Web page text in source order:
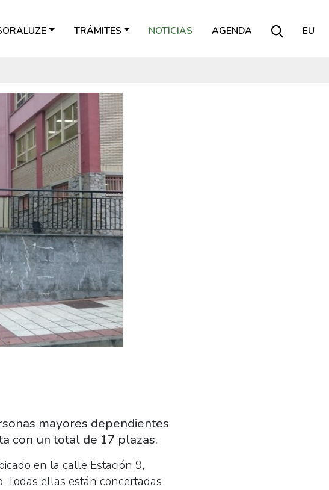
TRÁMITES NOTICIAS AGENDA EU
mayores dependientes
con un total de 17 plazas.
en la calle Estación 9,
ellas están concertadas